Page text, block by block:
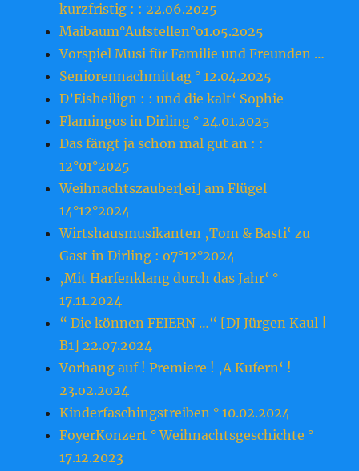
kurzfristig : : 22.o6.2o25
Maibaum°Aufstellen°o1.o5.2o25
Vorspiel Musi für Familie und Freunden …
Seniorennachmittag ° 12.04.2025
D’Eisheilign : : und die kalt‘ Sophie
Flamingos in Dirling ° 24.01.2025
Das fängt ja schon mal gut an : :
12°01°2025
Weihnachtszauber[ei] am Flügel _
14°12°2024
Wirtshausmusikanten ‚Tom & Basti‘ zu
Gast in Dirling : o7°12°2024
‚Mit Harfenklang durch das Jahr‘ °
17.11.2024
“ Die können FEIERN …“ [DJ Jürgen Kaul |
B1] 22.07.2024
Vorhang auf ! Premiere ! ‚A Kufern‘ !
23.o2.2o24
Kinderfaschingstreiben ° 10.02.2024
FoyerKonzert ° Weihnachtsgeschichte °
17.12.2023